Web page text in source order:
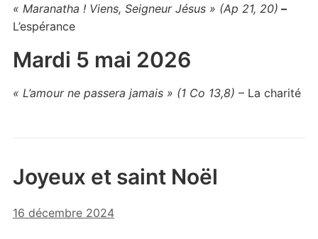
« Maranatha ! Viens, Seigneur Jésus » (Ap 21, 20) –
L’espérance
Mardi 5 mai 2026
« L’amour ne passera jamais » (1 Co 13,8) – La charité
Joyeux et saint Noël
16 décembre 2024